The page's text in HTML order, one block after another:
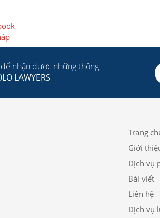
nhận được những thông
LAWYERS
Trang
Giới
Dịch vụ
Bài viết
Liên hệ
Dịch vụ